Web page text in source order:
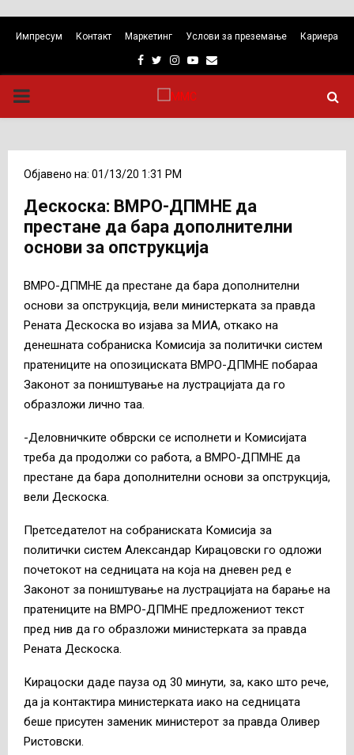
Импресум Контакт Маркетинг Услови за преземање Кариера
Facebook
TwitterInstagram
Youtube
Email
PRIMARY
Објавено на: 01/13/20 1:31 PM
Дескоска: ВМРО-ДПМНЕ да
престане да бара дополнителни
основи за опструкција
ВМРО-ДПМНЕ да престане да бара дополнителни
основи за опструкција, вели министерката за правда
Рената Дескоска во изјава за МИА, откако на
денешната собраниска Комисија за политички систем
пратениците на опозициската ВМРО-ДПМНЕ побараа
Законот за поништување на лустрацијата да го
образложи лично таа.
-Деловничките обврски се исполнети и Комисијата
треба да продолжи со работа, а ВМРО-ДПМНЕ да
престане да бара дополнителни основи за опструкција,
вели Дескоска.
Претседателот на собраниската Комисија за
политички систем Александар Кирацовски го одложи
почетокот на седницата на која на дневен ред е
Законот за поништување на лустрацијата на барање на
пратениците на ВМРО-ДПМНЕ предложениот текст
пред нив да го образложи министерката за правда
Рената Дескоска.
Кирацоски даде пауза од 30 минути, за, како што рече,
да ја контактира министерката иако на седницата
беше присутен заменик министерот за правда Оливер
Ристовски.